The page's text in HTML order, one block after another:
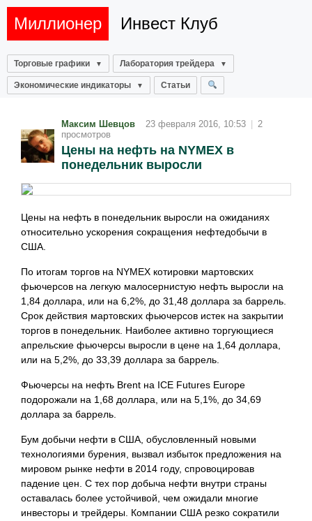
Миллионер Инвест Клуб
Торговые графики Лаборатория трейдера
Экономические индикаторы Статьи
Максим Шевцов 23 февраля 2016, 10:53
2
просмотров
Цены на нефть на NYMEX в
понедельник выросли
Цены на нефть в понедельник выросли на ожиданиях
относительно ускорения сокращения нефтедобычи в
США.
По итогам торгов на NYMEX котировки мартовских
фьючерсов на легкую малосернистую нефть выросли на
1,84 доллара, или на 6,2%, до 31,48 доллара за баррель.
Срок действия мартовских фьючерсов истек на закрытии
торгов в понедельник. Наиболее активно торгующиеся
апрельские фьючерсы выросли в цене на 1,64 доллара,
или на 5,2%, до 33,39 доллара за баррель.
Фьючерсы на нефть Brent на ICE Futures Europe
подорожали на 1,68 доллара, или на 5,1%, до 34,69
доллара за баррель.
Бум добычи нефти в США, обусловленный новыми
технологиями бурения, вызвал избыток предложения на
мировом рынке нефти в 2014 году, спровоцировав
падение цен. С тех пор добыча нефти внутри страны
оставалась более устойчивой, чем ожидали многие
инвесторы и трейдеры. Компании США резко сократили